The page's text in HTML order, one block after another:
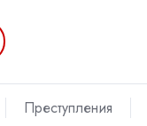
Преступления